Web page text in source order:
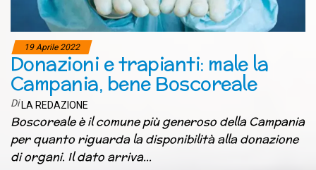
19 Aprile 2022
Donazioni e trapianti: male la
Campania, bene Boscoreale
Di LA REDAZIONE
Boscoreale è il comune più generoso della Campania
per quanto riguarda la disponibilità alla donazione
di organi. Il dato arriva…